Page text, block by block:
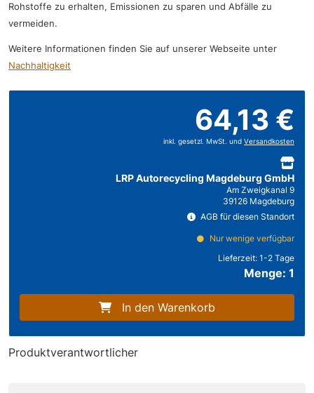
Rohstoffe zu erhalten, Emissionen zu sparen und Abfälle zu
vermeiden.
Weitere Informationen finden Sie auf unserer Webseite unter
Nachhaltigkeit
64,13 €
inkl. gesetzl. MwSt. und Versandkosten
LRP Autorecycling Magdeburg GmbH
Am Zweigkanal 9
39126 Magdeburg
AGB für diesen Standort
Nur wenige verfügbar
Lieferzeit: 1-2 Tage
Menge: 1
In den Warenkorb
Produktverantwortlicher